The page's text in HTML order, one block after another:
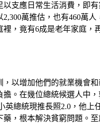
支應日常生活消費，即
萬推估，也有460萬
，竟有6成是老年家庭
以增加他們的就業機會
。在幾位總統候選人中
英總統現推長照2.0，他
，根本解決貧窮問題。